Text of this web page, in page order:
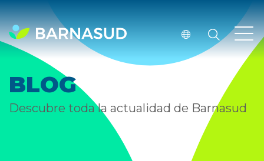
BLOG
Descubre toda la actualidad de Barnasud